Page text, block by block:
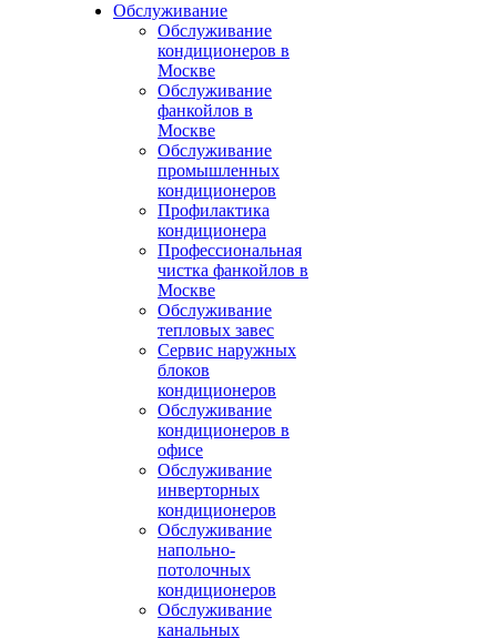
Обслуживание
Обслуживание
кондиционеров в
Москве
Обслуживание
фанкойлов в
Москве
Обслуживание
промышленных
кондиционеров
Профилактика
кондиционера
Профессиональная
чистка фанкойлов в
Москве
Обслуживание
тепловых завес
Сервис наружных
блоков
кондиционеров
Обслуживание
кондиционеров в
офисе
Обслуживание
инверторных
кондиционеров
Обслуживание
напольно-
потолочных
кондиционеров
Обслуживание
канальных